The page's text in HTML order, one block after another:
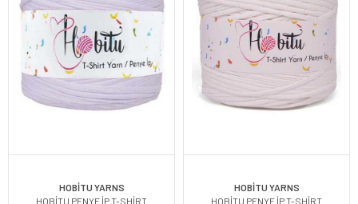
HOBİTU YARNS
HOBİTU PENYE İP T-SHİRT
HOBİTU YARNS
HOBİTU PENYE İP T-SHİRT